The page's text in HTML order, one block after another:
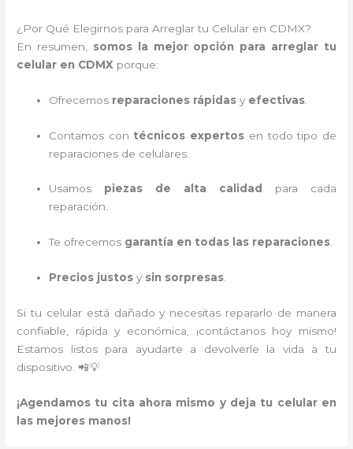
¿Por Qué Elegirnos para Arreglar tu Celular en CDMX?
En resumen, somos la mejor opción para arreglar tu
celular en CDMX porque:
Ofrecemos reparaciones rápidas y efectivas
Contamos con técnicos expertos en todo tipo de
reparaciones de celulares.
Usamos piezas de alta calidad
para cada
reparación.
Te ofrecemos garantía en todas las reparaciones.
Precios justos y sin sorpresas
Si tu celular está dañado y necesitas repararlo de manera
confiable, rápida y económica, ¡contáctanos hoy mismo!
Estamos listos para ayudarte a devolverle la vida a tu
dispositivo. 📲💡
¡Agendamos tu cita ahora mismo y deja tu celular en
las mejores manos!